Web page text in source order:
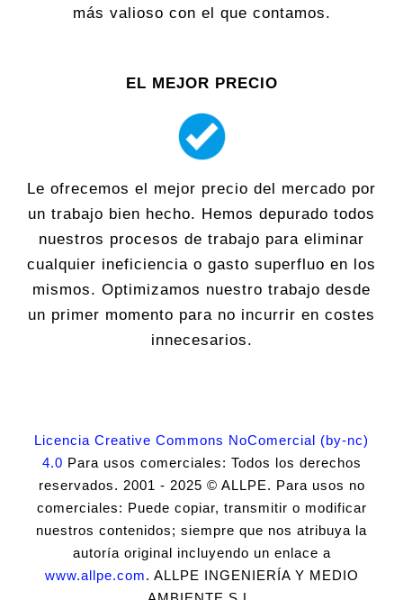
más valioso con el que contamos.
EL MEJOR PRECIO
Le ofrecemos el mejor precio del mercado por
un trabajo bien hecho. Hemos depurado todos
nuestros procesos de trabajo para eliminar
cualquier ineficiencia o gasto superfluo en los
mismos. Optimizamos nuestro trabajo desde
un primer momento para no incurrir en costes
innecesarios.
Licencia Creative Commons NoComercial (by-nc)
4.0 Para usos comerciales: Todos los derechos
reservados. 2001 - 2025 © ALLPE. Para usos no
comerciales: Puede copiar, transmitir o modificar
nuestros contenidos; siempre que nos atribuya la
autoría original incluyendo un enlace a
www.allpe.com. ALLPE INGENIERÍA Y MEDIO